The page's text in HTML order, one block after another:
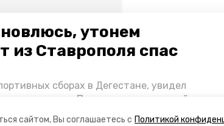
сайтом, Вы соглашаетесь с Политикой
утонем
из Ставрополя спас
сборах в Дегестане, увидел
на помощь. По возвращении домой,